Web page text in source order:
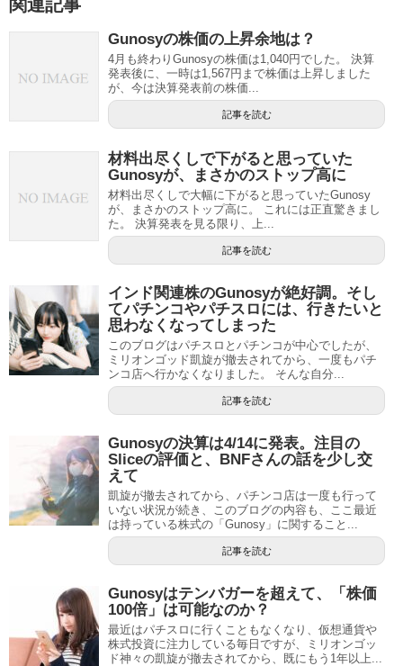
関連記事
Gunosyの株価の上昇余地は？
4月も終わりGunosyの株価は1,040円でした。 決算
発表後に、一時は1,567円まで株価は上昇しました
が、今は決算発表前の株価...
記事を読む
材料出尽くしで下がると思っていた
Gunosyが、まさかのストップ高に
材料出尽くしで大幅に下がると思っていたGunosy
が、まさかのストップ高に。 これには正直驚きまし
た。 決算発表を見る限り、上...
記事を読む
インド関連株のGunosyが絶好調。そし
てパチンコやパチスロには、行きたいと
思わなくなってしまった
このブログはパチスロとパチンコが中心でしたが、
ミリオンゴッド凱旋が撤去されてから、一度もパチ
ンコ店へ行かなくなりました。 そんな自分...
記事を読む
Gunosyの決算は4/14に発表。注目の
Sliceの評価と、BNFさんの話を少し交
えて
凱旋が撤去されてから、パチンコ店は一度も行って
いない状況が続き、このブログの内容も、ここ最近
は持っている株式の「Gunosy」に関すること...
記事を読む
Gunosyはテンバガーを超えて、「株価
100倍」は可能なのか？
最近はパチスロに行くこともなくなり、仮想通貨や
株式投資に注力している毎日ですが、ミリオンゴッ
ド神々の凱旋が撤去されてから、既にもう1年以上...